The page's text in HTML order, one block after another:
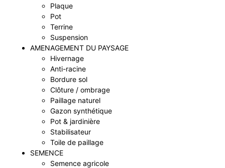
Plaque
Pot
Terrine
Suspension
AMENAGEMENT DU PAYSAGE
Hivernage
Anti-racine
Bordure sol
Clôture / ombrage
Paillage naturel
Gazon synthétique
Pot & jardinière
Stabilisateur
Toile de paillage
SEMENCE
Semence agricole